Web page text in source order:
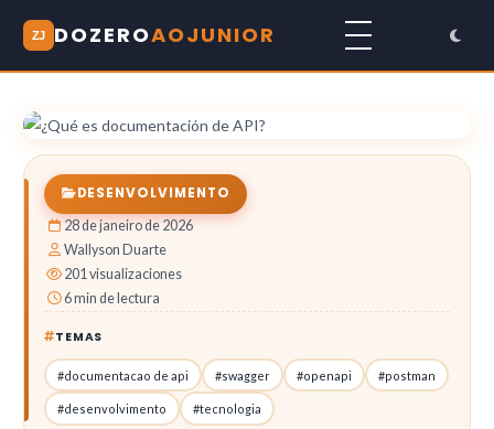
ZJ DOZEROAOJUNIOR
DESENVOLVIMENTO
28 de janeiro de 2026
Wallyson Duarte
201 visualizaciones
6 min de lectura
TEMAS
#documentacao de api #swagger #openapi #postman
#desenvolvimento #tecnologia